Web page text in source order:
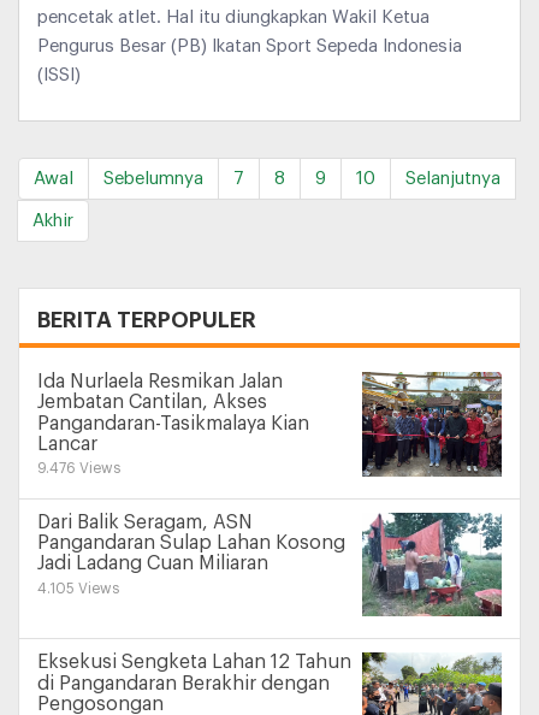
pencetak atlet. Hal itu diungkapkan Wakil Ketua
Pengurus Besar (PB) Ikatan Sport Sepeda Indonesia
(ISSI)
Awal Sebelumnya 7 8 9 10 Selanjutnya
Akhir
BERITA TERPOPULER
Ida Nurlaela Resmikan Jalan
Jembatan Cantilan, Akses
Pangandaran-Tasikmalaya Kian
Lancar
9.476 Views
Dari Balik Seragam, ASN
Pangandaran Sulap Lahan Kosong
Jadi Ladang Cuan Miliaran
4.105 Views
Eksekusi Sengketa Lahan 12 Tahun
di Pangandaran Berakhir dengan
Pengosongan